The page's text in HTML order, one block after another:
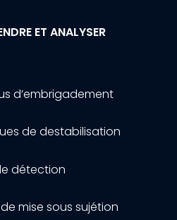
ET ANALYSER
d’embrigadement
de destabilisation
détection
mise sous sujétion